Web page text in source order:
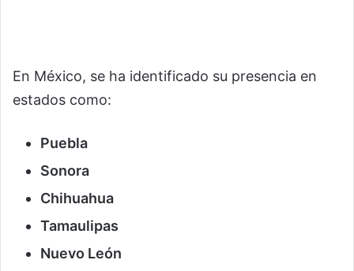
En México, se ha identificado su presencia en
estados como:
Puebla
Sonora
Chihuahua
Tamaulipas
Nuevo León